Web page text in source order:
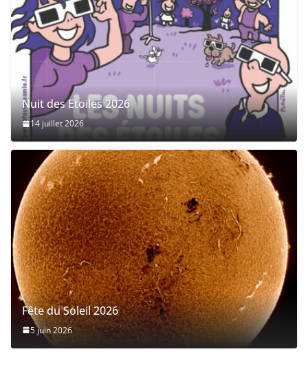
Nuit des Etoiles 2026
14 juillet 2026
Fête du Soleil 2026
5 juin 2026